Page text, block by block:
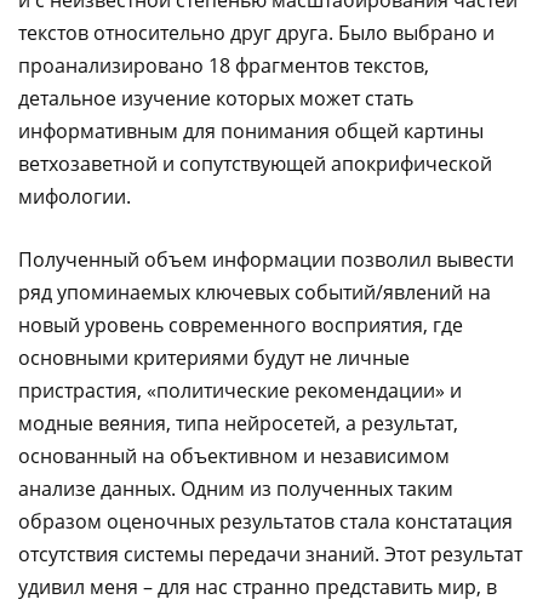
текстов относительно друг друга. Было выбрано и
проанализировано 18 фрагментов текстов,
детальное изучение которых может стать
информативным для понимания общей картины
ветхозаветной и сопутствующей апокрифической
мифологии.
Полученный объем информации позволил вывести
ряд упоминаемых ключевых событий/явлений на
новый уровень современного восприятия, где
основными критериями будут не личные
пристрастия, «политические рекомендации» и
модные веяния, типа нейросетей, а результат,
основанный на объективном и независимом
анализе данных. Одним из полученных таким
образом оценочных результатов стала констатация
отсутствия системы передачи знаний. Этот результат
удивил меня – для нас странно представить мир, в